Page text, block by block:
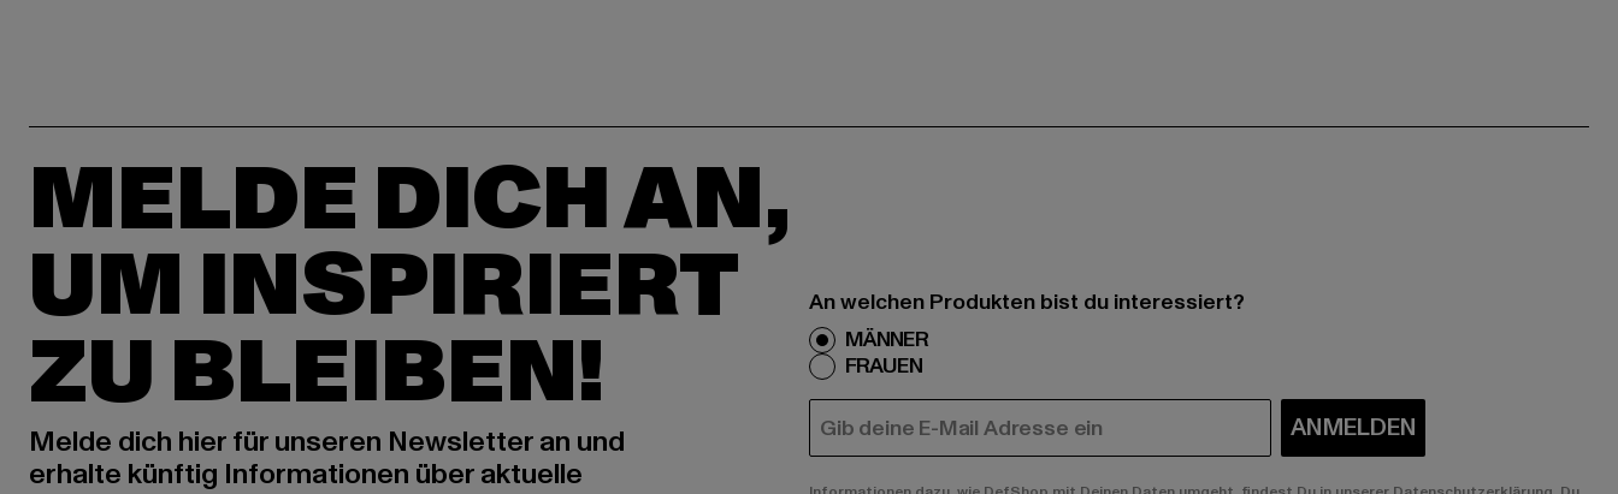
MELDE DICH AN,
UM INSPIRIERT
ZU BLEIBEN!
Melde dich hier für unseren Newsletter an und
erhalte künftig Informationen über aktuelle
An welchen Produkten bist du interessiert?
MÄNNER
FRAUEN
E-MAIL ANMELDEN